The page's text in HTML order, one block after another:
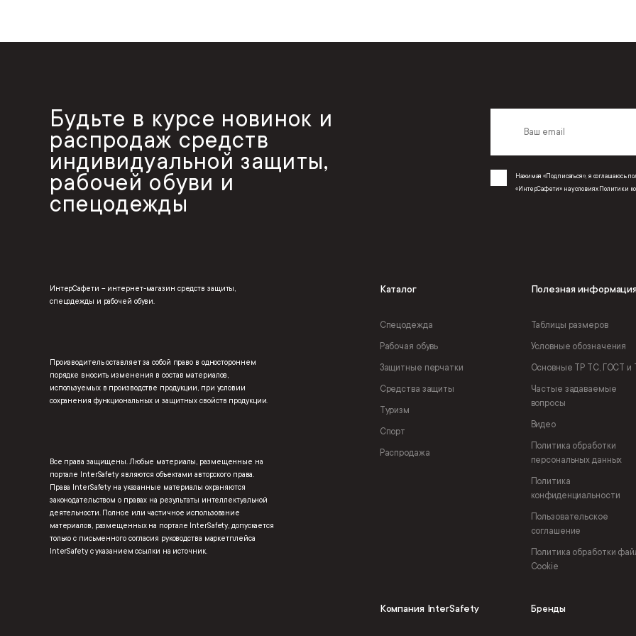
Будьте в курсе новинок и
распродаж средств
индивидуальной защиты,
рабочей обуви и
спецодежды
Нажимая «Подписаться», я соглашаюсь
«ИнтерСафети» на условиях Политики
ИнтерСафети – интернет-магазин средств защиты,
спецодежды и рабочей обуви.
Производитель оставляет за собой право в одностороннем
порядке вносить изменения в состав материалов,
используемых в производстве продукции, при условии
сохранения функциональных и защитных свойств продукции.
Все права защищены. Любые материалы, размещенные на
портале InterSafety являются объектами авторского права.
Права InterSafety на указанные материалы охраняются
законодательством о правах на результаты интеллектуальной
деятельности. Полное или частичное использование
материалов, размещенных на портале InterSafety, допускается
только с письменного согласия руководства маркетплейса
InterSafety с указанием ссылки на источник.
Каталог
Спецодежда
Рабочая обувь
Защитные перчатки
Средства защиты
Туризм
Спорт
Распродажа
Полезная
Таблицы размеров
Условные обозначения
Основные ТР ТС, ГОСТ и
Частые задаваемые
вопросы
Видео
Политика обработки
персональных данных
Политика
конфиденциальности
Пользовательское
соглашение
Политика обработки
Cookie
Компания InterSafety Бренды